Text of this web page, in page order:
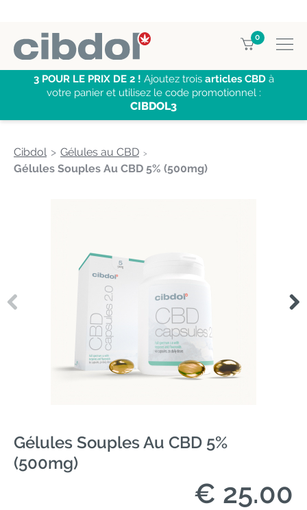
0
3 POUR LE PRIX DE 2 ! Ajoutez trois articles CBDà
votre panier et utilisez le code promotionnel :
CIBDOL3
Cibdol
Gélules au CBD
Gélules Souples Au CBD 5% (500mg)
Gélules Souples Au CBD 5%
(500mg)
€ 25.00